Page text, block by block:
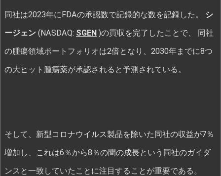
同社は2023年にFDAの承認数で記録的な数を記録した。
シ
ージェン (NASDAQ: SGEN )の買収を完了したことで、 同社
の腫瘍領域ポートフォリオは2倍となり、2030年までに8つ
の大ヒット腫瘍薬が承認されると予測されている。
そして、新型コロナウイルス製品を除いた同社の収益が7％
増加し、これは6％から8％の間の成長という同社のガイダ
ンスと一致していたことに注目することが重要である。